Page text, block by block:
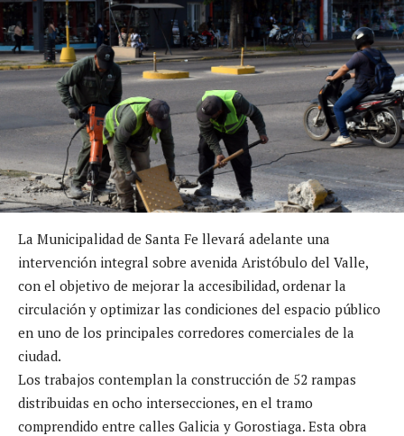
La Municipalidad de Santa Fe llevará adelante una
intervención integral sobre avenida Aristóbulo del Valle,
con el objetivo de mejorar la accesibilidad, ordenar la
circulación y optimizar las condiciones del espacio público
en uno de los principales corredores comerciales de la
ciudad.
Los trabajos contemplan la construcción de 52 rampas
distribuidas en ocho intersecciones, en el tramo
comprendido entre calles Galicia y Gorostiaga. Esta obra